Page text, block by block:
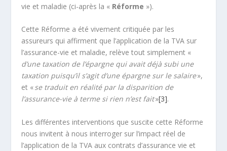
vie et maladie (ci-après la « Réforme »).
Cette Réforme a été vivement critiquée par les
assureurs qui affirment que l’application de la TVA sur
l’assurance-vie et maladie, relève tout simplement «
d’une taxation de l’épargne qui avait déjà subi une
taxation puisqu’il s’agit d’une épargne sur le salaire»,
et «se traduit en réalité par la disparition de
l’assurance-vie à terme si rien n’est fait»[3].
Les différentes interventions que suscite cette Réforme
nous invitent à nous interroger sur l’impact réel de
l’application de la TVA aux contrats d’assurance vie et